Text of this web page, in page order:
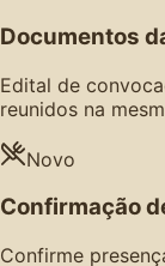
Documentos
Edital de
reunidos na
Novo
Confirmação
Confirme